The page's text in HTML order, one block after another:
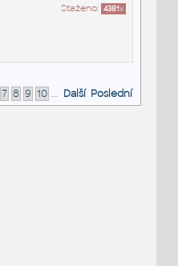
Staženo: 4381x
7 8 9 10 ... Další Poslední